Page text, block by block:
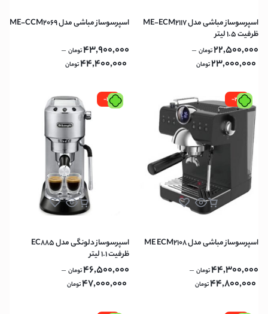
اسپرسوساز مباشی مدل ME-ECM2117
ظرفیت ۱.۵ لیتر
22,500,000تومان –
23,000,000تومان
اسپرسوساز مباشی مدل ME-CCM2069
43,900,000تومان –
44,400,000تومان
-2%
اسپرسوساز مباشی مدل ME ECM2108
44,300,000تومان –
44,800,000تومان
-1%
اسپرسوساز دلونگی مدل EC885
ظرفیت ۱.۱ لیتر
46,500,000تومان –
47,000,000تومان